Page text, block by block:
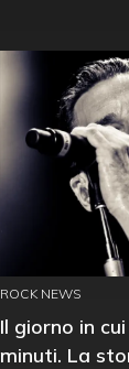
ROCK NEWS
Il giorno in
minuti. La